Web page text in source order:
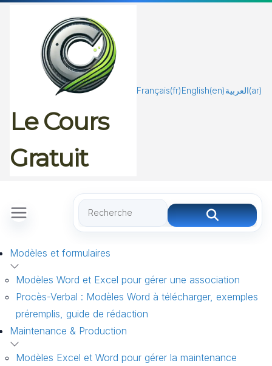
Le Cours
Gratuit
Français(fr) English(en)العربية(ar)
Modèles et formulaires
Modèles Word et Excel pour gérer une association
Procès-Verbal : Modèles Word à télécharger, exemples
préremplis, guide de rédaction
Maintenance & Production
Modèles Excel et Word pour gérer la maintenance